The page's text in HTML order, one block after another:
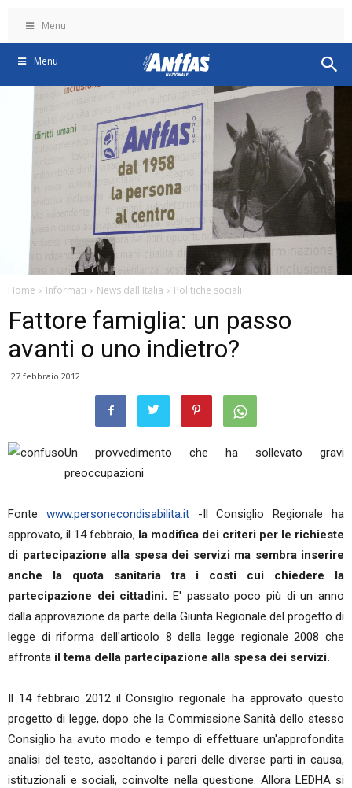
Menu
Menu
Home Informati News dall'Italia Politiche sociali
Fattore famiglia: un passo
avanti o uno indietro?
27 febbraio 2012
Un provvedimento che ha sollevato gravi
preoccupazioni
Fonte www.personecondisabilita.it-Il Consiglio Regionale ha
approvato, il 14 febbraio, la modifica dei criteri per le richieste
di partecipazione alla spesa dei servizi ma sembra inserire
anche la quota sanitaria tra i costi cui chiedere la
partecipazione dei cittadini. E' passato poco più di un anno
dalla approvazione da parte della Giunta Regionale del progetto di
legge di riforma dell'articolo 8 della legge regionale 2008 che
affronta il tema della partecipazione alla spesa dei servizi.
Il 14 febbraio 2012 il Consiglio regionale ha approvato questo
progetto di legge, dopo che la Commissione Sanità dello stesso
Consiglio ha avuto modo e tempo di effettuare un'approfondita
analisi del testo, ascoltando i pareri delle diverse parti in causa,
istituzionali e sociali, coinvolte nella questione. Allora LEDHA si